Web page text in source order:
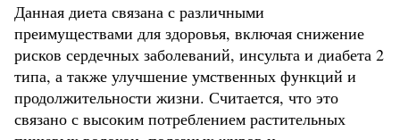
Данная диета связана с различными
преимуществами для здоровья, включая снижение
рисков сердечных заболеваний, инсульта и диабета 2
типа, а также улучшение умственных функций и
продолжительности жизни. Считается, что это
связано с высоким потреблением растительных